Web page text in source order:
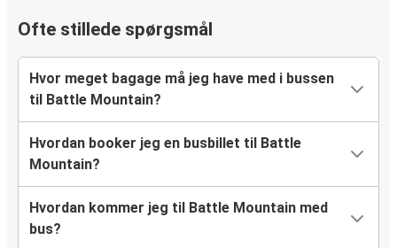
Ofte stillede spørgsmål
Hvor meget bagage må jeg have med i bussen
til Battle Mountain?
Hvordan booker jeg en busbillet til Battle
Mountain?
Hvordan kommer jeg til Battle Mountain med
bus?